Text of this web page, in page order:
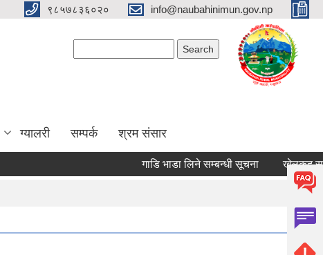
९८५७८३६०२० info@naubahinimun.gov.np
ग्यालरी सम्पर्क श्रम संसार
गाडि भाडा लिने सम्बन्धी सूचना खेलकुद